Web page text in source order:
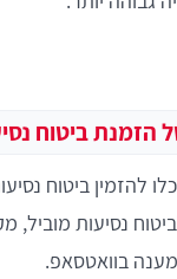
הזמנת ביטוח
להזמין ביטוח
נסיעות מוביל,
מענה בוואטסאפ.